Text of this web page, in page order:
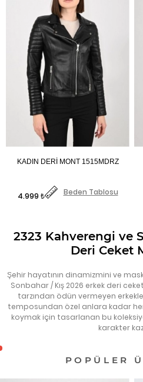
4.999 ₺
Beden Tablosu
2323 Kahverengi ve
Deri Ceket
Şehir hayatının dinamizmini ve
Sonbahar / Kış 2026 erkek deri
tarzından ödün vermeyen
temposundan özel anlara kadar
koymak için tasarlanan bu
karakter
POPÜLER